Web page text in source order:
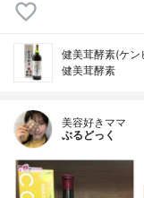
健美茸酵素(ケン
健美茸酵素
美容好きママ
ぶるどっく